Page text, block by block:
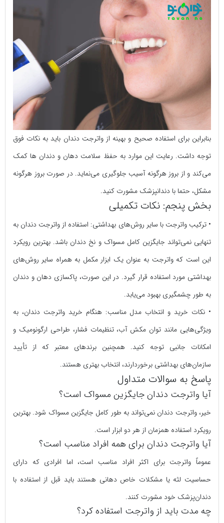
بنابراین برای استفاده صحیح و بهینه از واترجت دندان باید به نکات فوق
توجه داشت. رعایت این موارد به حفظ سلامت دهان و دندان ها کمک
می‌کند و از بروز هرگونه آسیب جلوگیری می‌نماید. در صورت بروز هرگونه
مشکل، حتما با دندانپزشک مشورت کنید.
بخش پنجم: نکات تکمیلی
• ترکیب واترجت با سایر روش‌های بهداشتی: استفاده از واترجت دندان به
تنهایی نمی‌تواند جایگزین کامل مسواک و نخ دندان باشد. بهترین رویکرد
این است که واترجت به عنوان یک ابزار مکمل به همراه سایر روش‌های
بهداشتی مورد استفاده قرار گیرد. در این صورت، پاکسازی دهان و دندان
به طور چشمگیری بهبود می‌یابد.
• نکات خرید و انتخاب مدل مناسب: هنگام خرید واترجت دندان، به
ویژگی‌هایی مانند توان مکش آب، تنظیمات فشار، طراحی ارگونومیک و
امکانات جانبی توجه کنید. همچنین برندهای معتبر که از تأیید
سازمان‌های بهداشتی برخوردارند، انتخاب بهتری هستند.
پاسخ به سوالات متداول
آیا واترجت دندان جایگزین مسواک است؟
خیر، واترجت دندان نمی‌تواند به طور کامل جایگزین مسواک شود. بهترین
رویکرد استفاده همزمان از هر دو ابزار است.
آیا واترجت دندان برای همه افراد مناسب است؟
عموماً واترجت برای اکثر افراد مناسب است، اما افرادی که دارای
حساسیت لثه یا مشکلات خاص دهانی هستند باید قبل از استفاده با
دندان‌پزشک خود مشورت کنند.
چه مدت باید از واترجت استفاده کرد؟